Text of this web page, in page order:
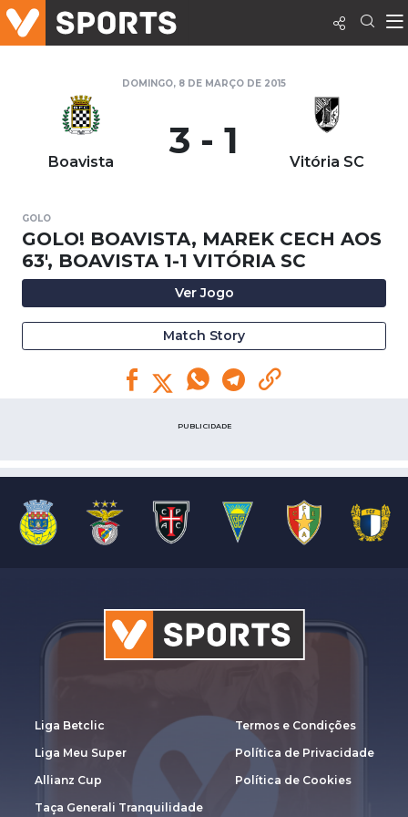
DOMINGO, 8 DE MARÇO DE 2015
Boavista 3 - 1 Vitória SC
GOLO
GOLO! BOAVISTA, MAREK CECH AOS
63', BOAVISTA 1-1 VITÓRIA SC
Ver Jogo
Match Story
PUBLICIDADE
Liga Betclic
Liga Meu Super
Allianz Cup
Taça Generali Tranquilidade
Termos e Condições
Política de Privacidade
Política de Cookies